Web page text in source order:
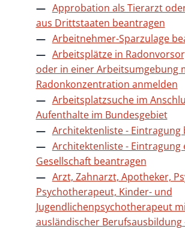
Approbation als Tierarzt
aus Drittstaaten beantragen
Arbeitnehmer-Sparzulage
Arbeitsplätze in
oder in einer Arbeitsumgebung
Radonkonzentration anmelden
Arbeitsplatzsuche im
Aufenthalte im Bundesgebiet
Architektenliste - Eintragung
Architektenliste - Eintragung
Gesellschaft beantragen
Arzt, Zahnarzt, Apotheker,
Psychotherapeut, Kinder- und
Jugendlichenpsychotherapeut
ausländischer Berufsausbildung